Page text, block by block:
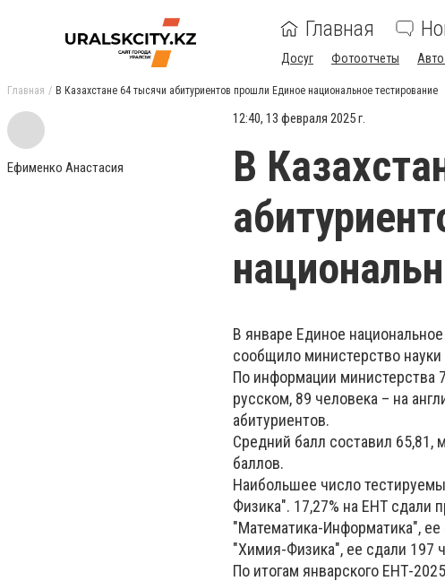
Главная
Досуг Фотоотчеты
Главная В Казахстане 64 тысячи абитуриентов прошли Единое национальное тестирование
Ефименко Анастасия
12:40, 13 февраля 2025 г.
В
В январе Единое
сообщило министерство
По информации министерства
русском, 89 человека – на
абитуриентов.
Средний балл составил 65,81,
баллов.
Наибольшее число
Физика". 17,27% на ЕНТ сдали
"Математика-Информатика",
"Химия-Физика", ее сдали 197
По итогам январского ЕНТ-